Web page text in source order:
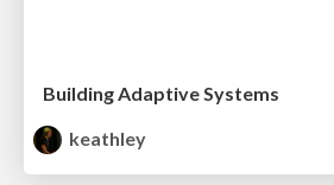
Building Adaptive Systems
keathley